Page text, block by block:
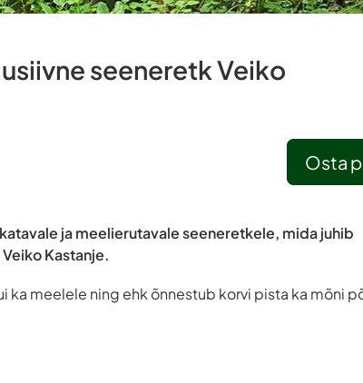
seeneretk Veiko
Osta
ja meelierutavale seeneretkele, mida juhib
Kastanje.
ka meelele ning ehk õnnestub korvi pista ka mõni